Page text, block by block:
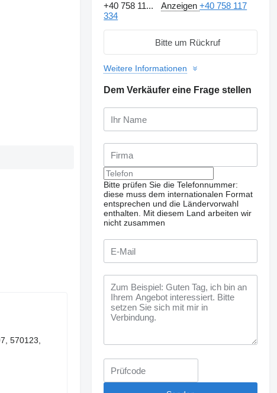
570123,
+40 758 11... Anzeigen+40 758 117
334
Bitte um Rückruf
Weitere Informationen
Dem Verkäufer eine Frage stellen
Bitte prüfen Sie die Telefonnummer:
diese muss dem internationalen Format
entsprechen und die Ländervorwahl
enthalten.
Mit diesem Land arbeiten wir
nicht zusammen